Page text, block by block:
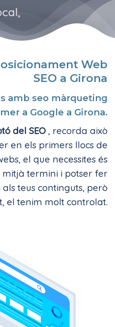
Web
SEO a Girona
amb seo màrqueting
a Google a Girona.
del SEO , recorda això
en els primers llocs de
el que necessites és
termini i potser fer
teus continguts, però
el tenim molt controlat.